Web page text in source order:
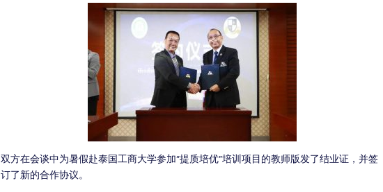
双方在会谈中为暑假赴泰国工商大学参加“提质培优”培训项目的教师版发了结业证，并签
订了新的合作协议。